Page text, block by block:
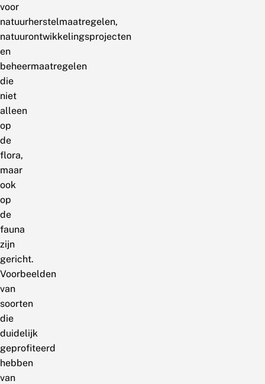
voor
natuurherstelmaatregelen,
natuurontwikkelingsprojecten
en
beheermaatregelen
die
niet
alleen
op
de
flora,
maar
ook
op
de
fauna
zijn
gericht.
Voorbeelden
van
soorten
die
duidelijk
geprofiteerd
hebben
van